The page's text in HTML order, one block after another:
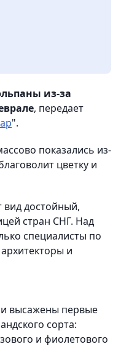
из-за
, передает
".
показались из-
цветку и
достойный,
стран СНГ. Над
специалисты по
и
высажены первые
сорта:
и фиолетового